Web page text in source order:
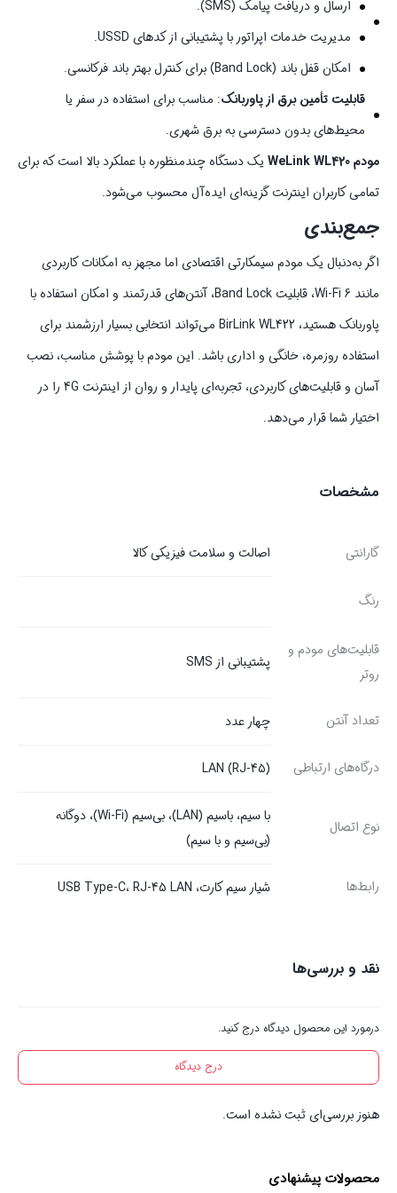
ارسال و دریافت پیامک (SMS).
مدیریت خدمات اپراتور با پشتیبانی از کدهای USSD.
امکان قفل باند (Band Lock) برای کنترل بهتر باند فرکانسی.
قابلیت تأمین برق از پاوربانک: مناسب برای استفاده در سفر یا
محیط‌های بدون دسترسی به برق شهری.
مودم WeLink WL420
یک دستگاه چندمنظوره با عملکرد بالا است که برای
تمامی کاربران اینترنت گزینه‌ای ایده‌آل محسوب می‌شود.
جمع‌بندی
اگر به‌دنبال یک مودم سیمکارتی اقتصادی اما مجهز به امکانات کاربردی
مانند Wi-Fi 6، قابلیت Band Lock، آنتن‌های قدرتمند و امکان استفاده با
پاوربانک هستید، BirLink WL422 می‌تواند انتخابی بسیار ارزشمند برای
استفاده روزمره، خانگی و اداری باشد. این مودم با پوشش مناسب، نصب
آسان و قابلیت‌های کاربردی، تجربه‌ای پایدار و روان از اینترنت 4G را در
اختیار شما قرار می‌دهد.
مشخصات
گارانتی اصالت و سلامت فیزیکی کالا
رنگ
قابلیت‌های مودم و
روتر
پشتیبانی از SMS
تعداد آنتن چهار عدد
درگاه‌های ارتباطی LAN (RJ-45)
نوع اتصال
با سیم، باسیم (LAN)، بی‌سیم (Wi-Fi)، دوگانه
(بی‌سیم و با سیم)
رابط‌ها شیار سیم کارت، USB Type-C، RJ-45 LAN
نقد و بررسی‌ها
درمورد این محصول دیدگاه درج کنید.
درج دیدگاه
هنوز بررسی‌ای ثبت نشده است.
محصولات پیشنهادی